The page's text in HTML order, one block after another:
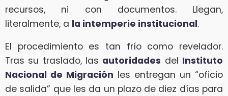
recursos, ni con documentos. Llegan,
literalmente, a la intemperie institucional.
El procedimiento es tan frío como revelador.
Tras su traslado, las autoridades del Instituto
Nacional de Migración les entregan un “oficio
de salida” que les da un plazo de diez días para